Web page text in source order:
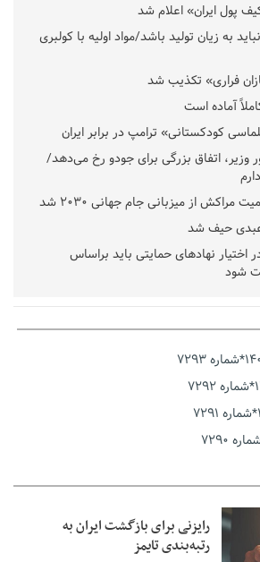
پول ایران» اعلام شد
به زیان تولید باشد/مواد اولیه با کولبری
فراری» تکذیب شد
آماده است
کودکستانی» ترامپ در برابر ایران
وزیر، اتفاق بزرگی برای جودو رخ می‌دهد/
مراکش از میزبانی جام جهانی ۲۰۳۰ شد
عبدی حیف شد
اختیار نهادهای حمایتی باید براساس
شود
خارج از مراجع رسمی فاقد سندیت است
و سیاسی ایران و عمان درباره تنگه هرمز،
استان: کشاورزان گیلان نسبت به
رایزنی برای بازگشت ایران به
رتبه‌بندی تایمز